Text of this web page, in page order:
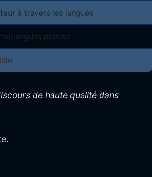
à travers les langues
précise
de haute qualité dans